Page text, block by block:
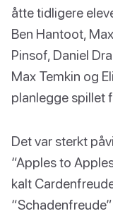
åtte tidligere
Ben Hantoot,
Pinsof, Daniel
Max Temkin og
planlegge spillet
Det var sterkt
“Apples to
kalt